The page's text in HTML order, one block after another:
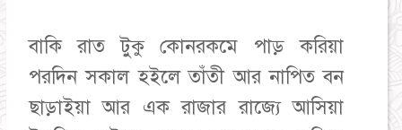
বাকি রাত টুকু কোনরকমে পাড় করিয়া
পরদিন সকাল হইলে তাঁতী আর নাপিত বন
ছাড়াইয়া আর এক রাজার রাজ্যে আসিয়া